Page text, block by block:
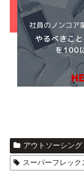
アウトソーシング
スーパーフレック